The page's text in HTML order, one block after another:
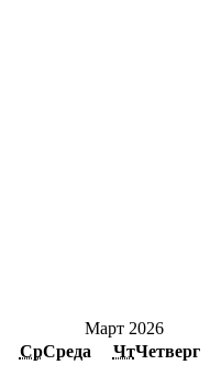
Март 2026
СрСреда ЧтЧетверг